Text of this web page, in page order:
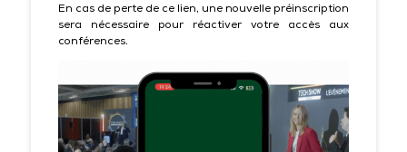
En cas de perte de ce lien, une nouvelle préinscription
sera nécessaire pour réactiver votre accès aux
conférences.